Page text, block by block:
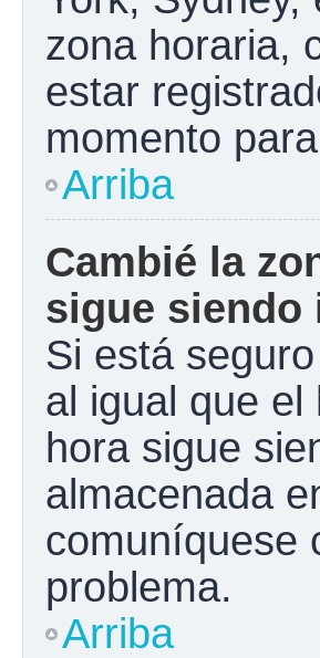
zona horaria,
estar
momento
Arriba
Cambié la
sigue
Si está
al igual que
hora sigue
almacenada
comuníquese
problema.
Arriba